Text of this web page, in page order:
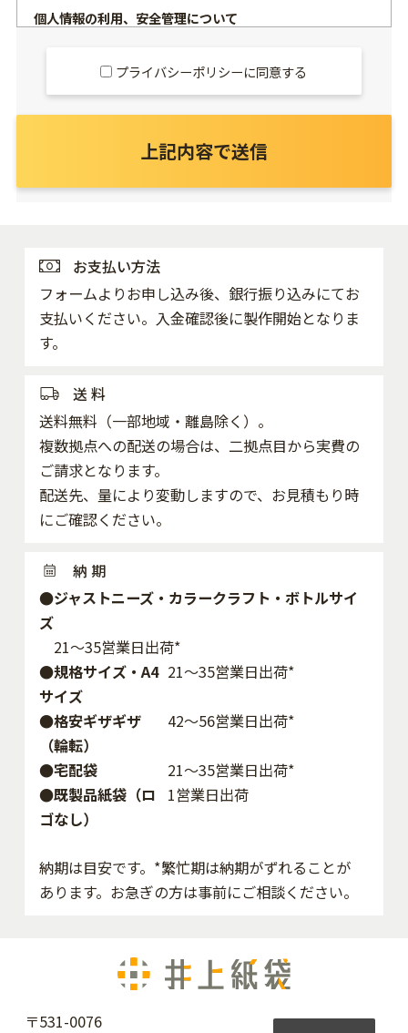
個人情報の利用、安全管理について
の目的の範囲内で利用させていただきます。
サービスの改善・新たなサービスの検討
うな場所から、どのように当サイトをご利用になったのか
たウェブページ、購入された商品など）を利用させていた
だきます。
本人確認
本人確認本人確認が必要な場合や、お客様からのお問い合
住所、電話番号、メールアドレス、クレジットカード番号
などの情報を利用させていただきます。
お問い合わせ対応
お問い合わせ対応お客様からのお問い合わせに対応する場
合に、お客様の登録情報や、お客様のサービスのご利用履
歴、お客様が過去にお問い合わせをされた履歴に関する情
代金請求商品をご購入のお客様に代金を請求する場合に、
購入された商品名、数量、ご利用金額、社名、氏名、住
所、電話番号、メールアドレス、銀行口座番号やクレジッ
トカード番号などの情報（登録情報を含みます）を利用さ
せていただきます。
お知らせ等のご連絡や送付
お知らせ等のご連絡や送付お客様にお知らせや連絡をした
り、商品等を送付したりする場合に、お客様の社名、氏
名、住所、メールアドレスなどの連絡先情報を利用させて
いただきます。また、当社、当社の100％出資親会社または
社の商品、サービス、または提携する第三者の商品、サー
ビスの宣伝、広告を含む電子メールやダイレクトメール、
迷惑行為・不正利用の対策
迷惑行為・不正利用の対策利用規約違反や詐欺、不正アク
用を防止、検出、調査する場合に、お客様の登録情報やお
プライバシーポリシーに同意する
上記内容で送信
お支払い方法
フォームよりお申し込み後、銀行振り込みにてお
支払いください。入金確認後に製作開始となりま
す。
送 料
送料無料（一部地域・離島除く）。
複数拠点への配送の場合は、二拠点目から実費の
ご請求となります。
配送先、量により変動しますので、お見積もり時
にご確認ください。
納 期
●ジャストニーズ・カラークラフト・ボトルサイ
ズ
21～35営業日出荷*
●規格サイズ・A4
サイズ
21～35営業日出荷*
●格安ギザギザ
（輪転）
42〜56営業日出荷*
●宅配袋
21～35営業日出荷*
●既製品紙袋（ロ
ゴなし）
1営業日出荷
納期は目安です。*繁忙期は納期がずれることが
あります。お急ぎの方は事前にご相談ください。
〒531-0076